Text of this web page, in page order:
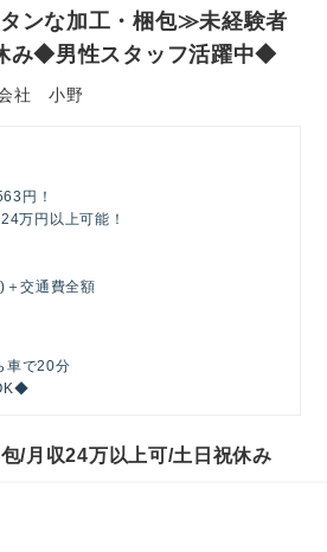
社
員
ンな加工・梱包≫未経験者
み◆男性スタッフ活躍中◆
会社 小野
円！
万円以上可能！
交通費全額
車で20分
/月収24万以上可/土日祝休み